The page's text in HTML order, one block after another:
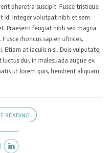
pharetra suscipit. Fusce tristique
id. Integer volutpat nibh et sem
Praesent feugiat nibh sed magna
rhoncus sapien ultrices,
at iaculis nisl. Duis vulputate,
dui, in malesuada augue ex
ut lorem quis, hendrerit aliquam
READING